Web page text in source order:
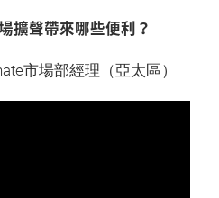
擴聲帶來哪些便利？
市場部經理（亞太區）